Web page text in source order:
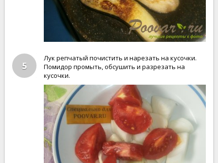
5
Лук репчатый почистить и нарезать на кусочки.
Помидор промыть, обсушить и разрезать на
кусочки.